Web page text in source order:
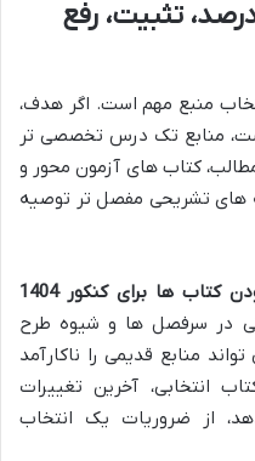
تثبیت، رفع
منبع مهم است. اگر هدف،
منابع تک درس تخصصی تر
کتاب های آزمون محور و
های تشریحی مفصل تر توصیه
کتاب ها برای کنکور 1404
در سرفصل ها و شیوه طرح
منابع قدیمی را ناکارآمد
انتخابی، آخرین تغییرات
از ضروریات یک انتخاب